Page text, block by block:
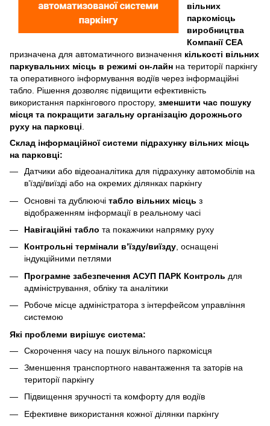
вільних
паркомісць
виробництва
Компанії СЕА
призначена для автоматичного визначення кількості вільних
паркувальних місць в режимі он-лайн на території паркінгу
та оперативного інформування водіїв через інформаційні
табло. Рішення дозволяє підвищити ефективність
використання паркінгового простору, зменшити час пошуку
місця та покращити загальну організацію дорожнього
руху на парковці.
Склад інформаційної системи підрахунку вільних місць
на парковці:
Датчики або відеоаналітика для підрахунку автомобілів на
в’їзді/виїзді або на окремих ділянках паркінгу
Основні та дублюючі табло вільних місць з
відображенням інформації в реальному часі
Навігаційні табло та покажчики напрямку руху
Контрольні термінали в’їзду/виїзду, оснащені
індукційними петлями
Програмне забезпечення АСУП ПАРК Контроль для
адміністрування, обліку та аналітики
Робоче місце адміністратора з інтерфейсом управління
системою
Які проблеми вирішує система:
Скорочення часу на пошук вільного паркомісця
Зменшення транспортного навантаження та заторів на
території паркінгу
Підвищення зручності та комфорту для водіїв
Ефективне використання кожної ділянки паркінгу